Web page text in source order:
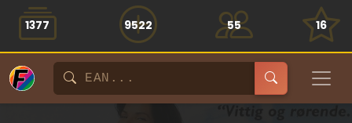
1377 9522 55 16